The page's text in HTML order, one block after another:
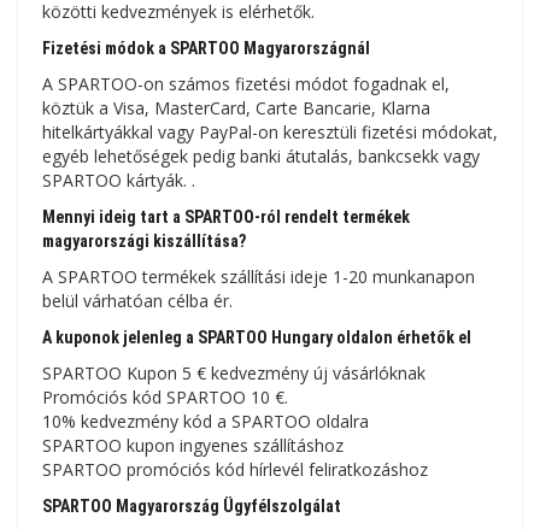
közötti kedvezmények is elérhetők.
Fizetési módok a SPARTOO Magyarországnál
A SPARTOO-on számos fizetési módot fogadnak el,
köztük a Visa, MasterCard, Carte Bancarie, Klarna
hitelkártyákkal vagy PayPal-on keresztüli fizetési módokat,
egyéb lehetőségek pedig banki átutalás, bankcsekk vagy
SPARTOO kártyák. .
Mennyi ideig tart a SPARTOO-ról rendelt termékek
magyarországi kiszállítása?
A SPARTOO termékek szállítási ideje 1-20 munkanapon
belül várhatóan célba ér.
A kuponok jelenleg a SPARTOO Hungary oldalon érhetők el
SPARTOO Kupon 5 € kedvezmény új vásárlóknak
Promóciós kód SPARTOO 10 €.
10% kedvezmény kód a SPARTOO oldalra
SPARTOO kupon ingyenes szállításhoz
SPARTOO promóciós kód hírlevél feliratkozáshoz
SPARTOO Magyarország Ügyfélszolgálat